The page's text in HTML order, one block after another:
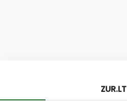
ZUR.LT